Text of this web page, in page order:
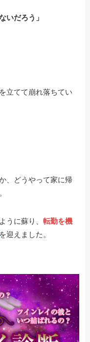
いだろう」
立てて崩れ落ちてい
、どうやって家に帰
うに蘇り、転勤を機
を迎えました。